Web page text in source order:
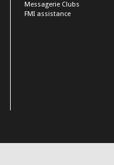
Messagerie Clubs
FMI assistance